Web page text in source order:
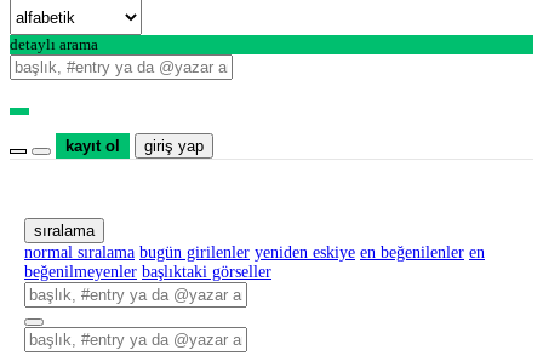
detaylı arama
kayıt ol giriş yap
sıralama
normal sıralama bugün girilenler yeniden eskiye en beğenilenler en
beğenilmeyenler başlıktaki görseller